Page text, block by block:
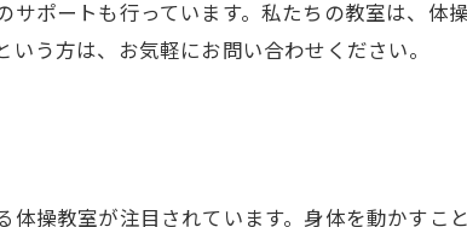
サポートも行っています。私たちの教室は、
いう方は、お気軽にお問い合わせください。
体操教室が注目されています。身体を動かす